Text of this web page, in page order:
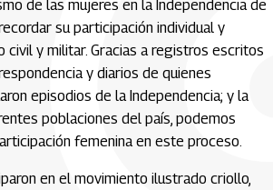
de las mujeres en la Independencia de
su participación individual y
civil y militar. Gracias a registros escritos
y diarios de quienes
episodios de la Independencia; y la
poblaciones del país, podemos
femenina en este proceso.
en el movimiento ilustrado criollo,